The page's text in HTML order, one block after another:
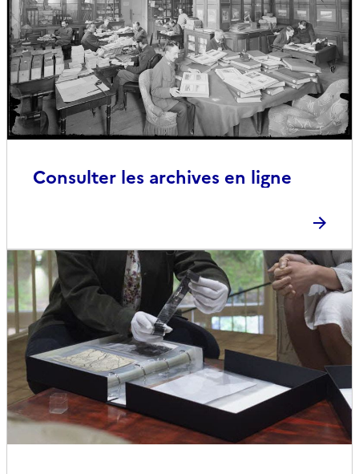
Consulter les archives en ligne